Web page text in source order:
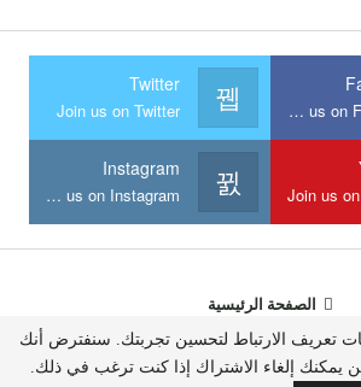
Join us on Facebook
Twitter
Join us on Twitter
Join us
Instagram
Join us on Instagram
الصفحة الرئيسية
الجالية - موقع إلكتروني إخباري © 2026
تعريف الارتباط لتحسين تجربتك. سنفترض أنك
يمكنك إلغاء الاشتراك إذا كنت ترغب في ذلك.